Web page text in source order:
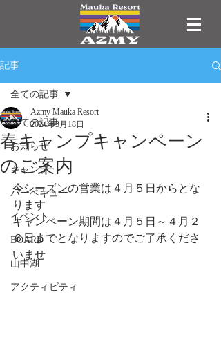
記事
全ての記事
お知らせ
キャンプ
バーベキュー
イベント
BOARD
山中湖
アクティビティ
全ての記事
春キャンプキャンペーン
のご案内
Azmy Mauka Resort
2024年3月18日
今シーズンの営業は４月５日からとな
ります
キャンペーン期間は４月５日～４月２
６日までとなりますのでご了承くださ
いませ